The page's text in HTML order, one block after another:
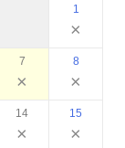
1
×
7
×
8
×
14
×
15
×